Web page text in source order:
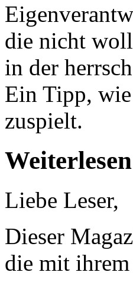
die nicht
in der
Ein Tipp,
zuspielt.
Weiterlesen
Liebe Leser,
Dieser
die mit